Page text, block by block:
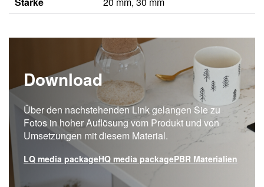
Download
Über den nachstehenden Link gelangen Sie zu
Fotos in hoher Auflösung vom Produkt und von
Umsetzungen mit diesem Material.
LQ media packageHQ media packagePBR Materialien